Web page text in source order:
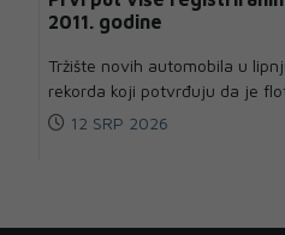
2011. godine
Tržište novih automobila u
rekorda koji potvrđuju da je
12 SRP 2026